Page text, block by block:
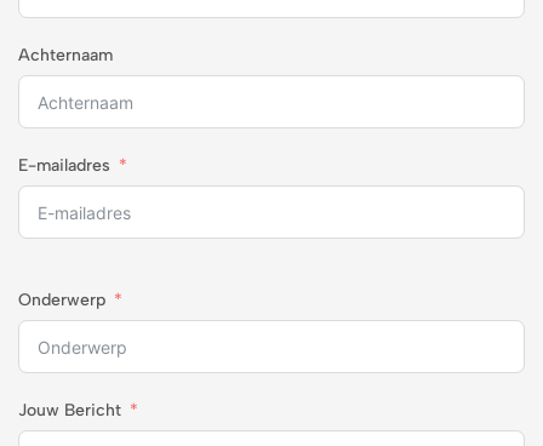
Achternaam
E-mailadres
Onderwerp
Jouw Bericht